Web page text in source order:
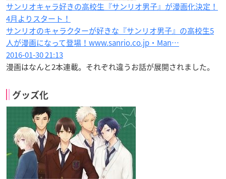
サンリオキャラ好きの高校生『サンリオ男子』が漫画化決定！
4月よりスタート！
サンリオのキャラクターが好きな『サンリオ男子』の高校生5
人が漫画になって登場！www.sanrio.co.jp・Man…
2016-01-30 21:13
漫画はなんと2本連載。それぞれ違うお話が展開されました。
グッズ化